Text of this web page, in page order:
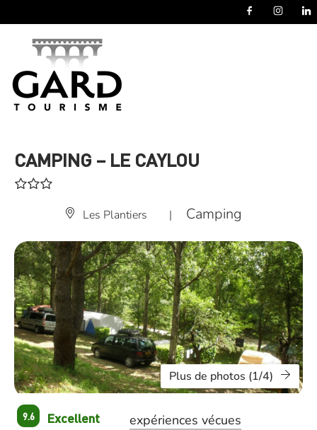
CAMPING – LE CAYLOU
Les Plantiers | Camping
Plus de photos (1/4)
9.6 Excellent
expériences vécues